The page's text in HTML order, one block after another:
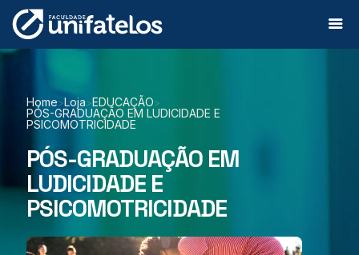
Home>Loja>EDUCAÇÃO>
PÓS-GRADUAÇÃO EM LUDICIDADE E
PSICOMOTRICIDADE
PÓS-GRADUAÇÃO EM
LUDICIDADE E
PSICOMOTRICIDADE